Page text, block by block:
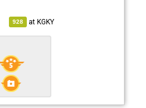
928 atKGKY